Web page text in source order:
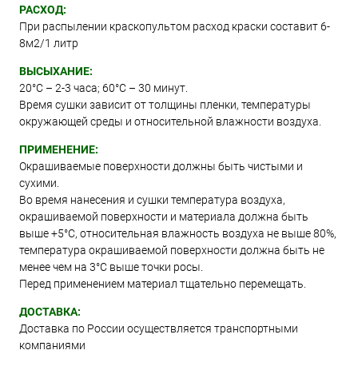
РАСХОД:
При распылении краскопультом расход краски составит 6-
8м2/1 литр
ВЫСЫХАНИЕ:
20°С – 2-3 часа; 60°С – 30 минут.
Время сушки зависит от толщины пленки, температуры
окружающей среды и относительной влажности воздуха.
ПРИМЕНЕНИЕ:
Окрашиваемые поверхности должны быть чистыми и
сухими.
Во время нанесения и сушки температура воздуха,
окрашиваемой поверхности и материала должна быть
выше +5°C, относительная влажность воздуха не выше 80%,
температура окрашиваемой поверхности должна быть не
менее чем на 3°C выше точки росы.
Перед применением материал тщательно перемещать.
ДОСТАВКА:
Доставка по России осуществляется транспортными
компаниями